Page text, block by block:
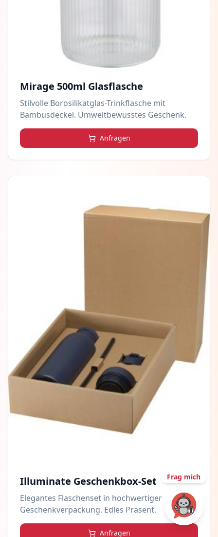
Mirage 500ml Glasflasche
Stilvolle Borosilikatglas-Trinkflasche mit
Bambusdeckel. Umweltbewusstes Geschenk.
Anfragen
Illuminate Geschenkbox-Set
Elegantes Flaschenset in hochwertiger
Geschenkverpackung. Edles Präsent.
Anfragen
Frag mich